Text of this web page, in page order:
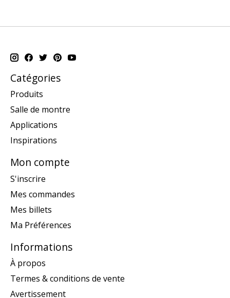
Catégories
Produits
Salle de montre
Applications
Inspirations
Mon compte
S'inscrire
Mes commandes
Mes billets
Ma Préférences
Informations
À propos
Termes & conditions de vente
Avertissement